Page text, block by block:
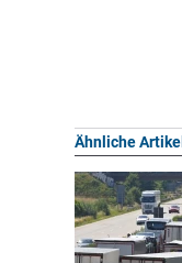
Ähnliche Artikel